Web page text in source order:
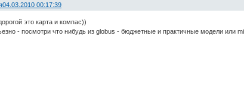
04.03.2010 00:17:39
это карта и компас))
- посмотри что нибудь из globus - бюджетные и практичные модели или